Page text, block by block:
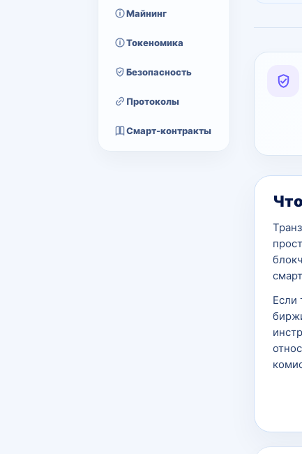
Майнинг
Токеномика
Безопасность
Протоколы
Смарт-контракты
Если